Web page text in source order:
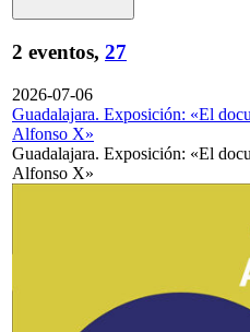
2 eventos, 27
2026-07-06
Guadalajara. Exposición: «El
Alfonso X»
Guadalajara. Exposición: «El
Alfonso X»